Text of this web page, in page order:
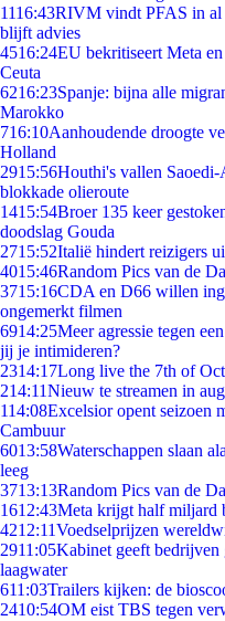
1116:43RIVM vindt PFAS in al
blijft advies
4516:24EU bekritiseert Meta
Ceuta
6216:23Spanje: bijna alle
Marokko
716:10Aanhoudende droogte
Holland
2915:56Houthi's vallen Saoedi-
blokkade olieroute
1415:54Broer 135 keer
doodslag Gouda
2715:52Italië hindert reizigers
4015:46Random Pics van de
3715:16CDA en D66 willen
ongemerkt filmen
6914:25Meer agressie tegen
jij je intimideren?
2314:17Long live the 7th of
214:11Nieuw te streamen in
114:08Excelsior opent seizoen
Cambuur
6013:58Waterschappen slaan
leeg
3713:13Random Pics van de
1612:43Meta krijgt half miljard
4212:11Voedselprijzen
2911:05Kabinet geeft bedrijven
laagwater
611:03Trailers kijken: de
2410:54OM eist TBS tegen